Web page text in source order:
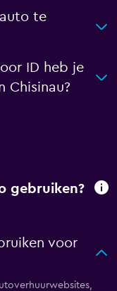
te
ID heb je
Chisinau?
gebruiken?
voor